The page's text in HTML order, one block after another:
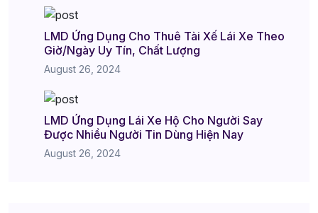
LMD Ứng Dụng Cho Thuê Tài Xế Lái Xe Theo
Giờ/Ngày Uy Tín, Chất Lượng
August 26, 2024
LMD Ứng Dụng Lái Xe Hộ Cho Người Say
Được Nhiều Người Tin Dùng Hiện Nay
August 26, 2024